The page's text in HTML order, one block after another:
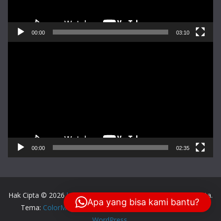
00:00 03:10
00:00 02:35
Hak Cipta © 2026lensa-balikpapan.com. Keseluruhan Hak Cipta.
Tema: ColorMag
oleh ThemeGrill. Dipersembahkan oleh
Apa yang bisa kami bantu?